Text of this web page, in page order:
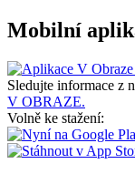
Mobilní
Sledujte informace z
V OBRAZE.
Volně ke stažení: